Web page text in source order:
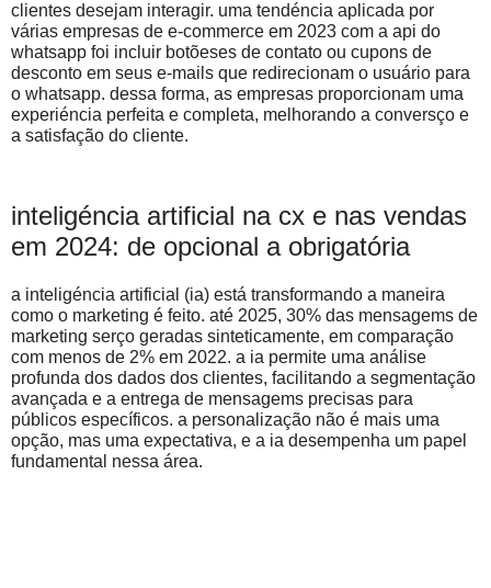
clientes desejam interagir. uma tendéncia aplicada por
várias empresas de e-commerce em 2023 com a api do
whatsapp foi incluir botõeses de contato ou cupons de
desconto em seus e-mails que redirecionam o usuário para
o whatsapp. dessa forma, as empresas proporcionam uma
experiéncia perfeita e completa, melhorando a conversço e
a satisfação do cliente.
inteligéncia artificial na cx e nas vendas
em 2024: de opcional a obrigatória
a inteligéncia artificial (ia) está transformando a maneira
como o marketing é feito. até 2025, 30% das mensagems de
marketing serço geradas sinteticamente, em comparação
com menos de 2% em 2022. a ia permite uma análise
profunda dos dados dos clientes, facilitando a segmentação
avançada e a entrega de mensagems precisas para
públicos específicos. a personalização não é mais uma
opção, mas uma expectativa, e a ia desempenha um papel
fundamental nessa área.